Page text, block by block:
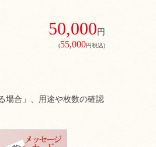
50,000 円
(55,000円税込)
場合」、用途や枚数の確認